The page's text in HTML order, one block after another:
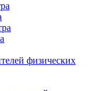
физических